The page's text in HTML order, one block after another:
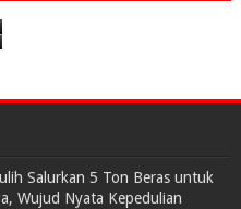
Salurkan 5 Ton Beras untuk
Wujud Nyata Kepedulian